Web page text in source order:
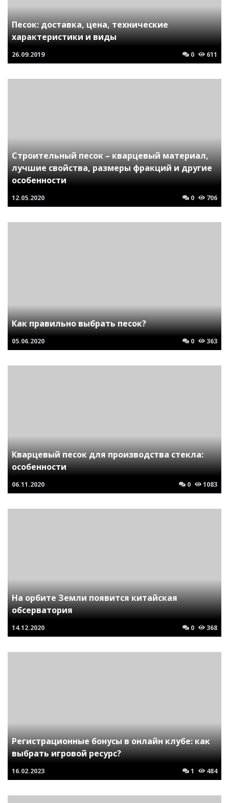
Песок: доставка, цена, технические
характеристики и виды
26.09.2019 0 611
Строительный песок – кварцевый материал,
лучшие свойства, размеры фракций и другие
особенности
12.05.2020 0 706
Как правильно выбрать песок?
05.06.2020 0 363
Кварцевый песок для производства стекла:
особенности
06.11.2020 0 1083
На орбите Земли появится китайская
обсерватория
14.12.2020 0 368
Регистрационные бонусы в онлайн клубе: как
выбрать игровой ресурс?
16.02.2023 1 484